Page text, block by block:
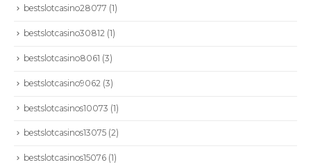
bestslotcasino28077 (1)
bestslotcasino30812 (1)
bestslotcasino8061 (3)
bestslotcasino9062 (3)
bestslotcasinos10073 (1)
bestslotcasinos13075 (2)
bestslotcasinos15076 (1)